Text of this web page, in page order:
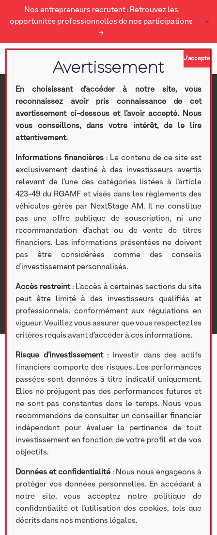
Nos entrepreneurs recrutent : Retrouvez les
opportunités professionnelles de nos participations
→
×
Adopt​ Parfums reprend
l’ex-usine Pierre Fabre
dans le Loiret et
s’implante au cœur de la
Cosmetic Valley
Nextstage AM>Actualités Nextstage AM>Nos
participations>Investissements non cotés>
Communiqué de Presse | Investissements non cotés
Loiret et s’implante au cœur de la Cosmetic Valley
NON COTÉS
En choisissant d’accéder à notre site, vous
reconnaissez avoir pris connaissance de cet
avertissement ci-dessous et l’avoir accepté. Nous
vous conseillons, dans votre intérêt, de le lire
attentivement.
Informations financières : Le contenu de ce site est
exclusivement destiné à des investisseurs avertis
relevant de l’une des catégories listées à l’article
423-49 du RGAMF et visés dans les règlements des
véhicules gérés par NextStage AM. Il ne constitue
pas une offre publique de souscription, ni une
recommandation d’achat ou de vente de titres
financiers. Les informations présentées ne doivent
pas être considérées comme des conseils
d’investissement personnalisés.
Accès restreint: L’accès à certaines sections du site
peut être limité à des investisseurs qualifiés et
professionnels, conformément aux régulations en
vigueur. Veuillez vous assurer que vous respectez les
critères requis avant d’accéder à ces informations.
Risque d’investissement: Investir dans des actifs
financiers comporte des risques. Les performances
passées sont données à titre indicatif uniquement.
Elles ne préjugent pas des performances futures et
ne sont pas constantes dans le temps. Nous vous
recommandons de consulter un conseiller financier
indépendant pour évaluer la pertinence de tout
investissement en fonction de votre profil et de vos
objectifs.
Données et confidentialité : Nous nous engageons à
protéger vos données personnelles. En accédant à
notre site, vous acceptez notre politique de
confidentialité et l’utilisation des cookies, tels que
décrits dans nos mentions légales.